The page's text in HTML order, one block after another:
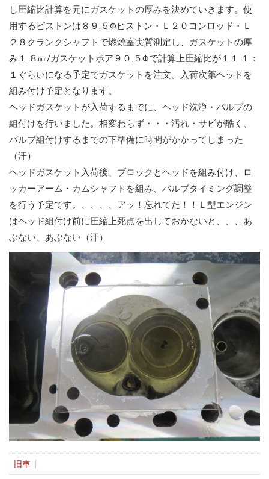
し圧縮比計算を元にガスケットの厚みを決めていきます。使
用するピストンは８９.５Φピストン・Ｌ２０コンロッド・Ｌ
２８クランクシャフトで燃焼室実質測定し、ガスケットの厚
み１.８㎜/ガスケットボア９０.５Φで計算上圧縮比が１１.１：
１ぐらいになる予定でガスケットを注文。入荷次第ヘッドを
組み付け予定となります。
ヘッドガスケットが入荷するまでに、ヘッド洗浄・バルブの
組付けを行いました。相変わらず・・・汚れ・サビが酷く、
バルブ組付けするまでの下準備に時間がかかってしまった
（汗）
ヘッドガスケット入荷後、ブロックとヘッドを組み付け、ロ
ッカーアーム・カムシャフトを組み、バルブタイミング調整
を行う予定です。、、、、アッ！忘れてた！！Ｌ型エンジン
はヘッド組付け前に圧縮上死点を出しておかないと、、、あ
ぶない、あぶない（汗）
旧車